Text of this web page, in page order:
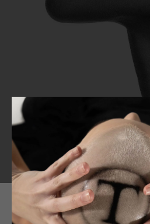
КАТАЛОГ
О БРЕНДЕ
ПОЛИТИКА
ОФЕРТА
ВОЗВРАТ
WA /
ОПЛАТА
/
INST
КОНТАКТЫ